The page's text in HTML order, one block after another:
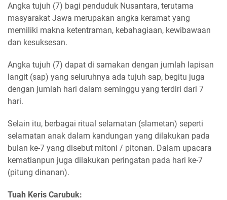
Angka tujuh (7) bagi penduduk Nusantara, terutama
masyarakat Jawa merupakan angka keramat yang
memiliki makna ketentraman, kebahagiaan, kewibawaan
dan kesuksesan.
Angka tujuh (7) dapat di samakan dengan jumlah lapisan
langit (sap) yang seluruhnya ada tujuh sap, begitu juga
dengan jumlah hari dalam seminggu yang terdiri dari 7
hari.
Selain itu, berbagai ritual selamatan (slametan) seperti
selamatan anak dalam kandungan yang dilakukan pada
bulan ke-7 yang disebut mitoni / pitonan. Dalam upacara
kematianpun juga dilakukan peringatan pada hari ke-7
(pitung dinanan).
Tuah Keris Carubuk: